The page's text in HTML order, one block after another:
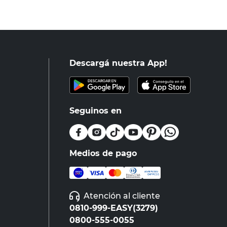
Descargá nuestra App!
Seguinos en
Medios de pago
Atención al cliente
0810-999-EASY(3279)
0800-555-0055